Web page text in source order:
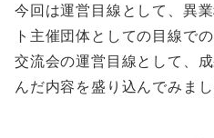
今回は運営目線として、異
ト主催団体としての目線で
交流会の運営目線として、
んだ内容を盛り込んでみまし